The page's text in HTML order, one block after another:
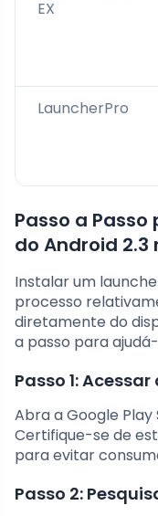
EX
LauncherPro
Passo a
do Android 2.3
Instalar um
processo
diretamente do
a passo para
Passo 1:
Abra a Google Play
Certifique-se de
para evitar
Passo 2: